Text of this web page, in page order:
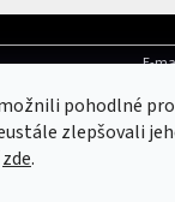
pohodlné
zlepšovali
zde.
E-
spodmínkami